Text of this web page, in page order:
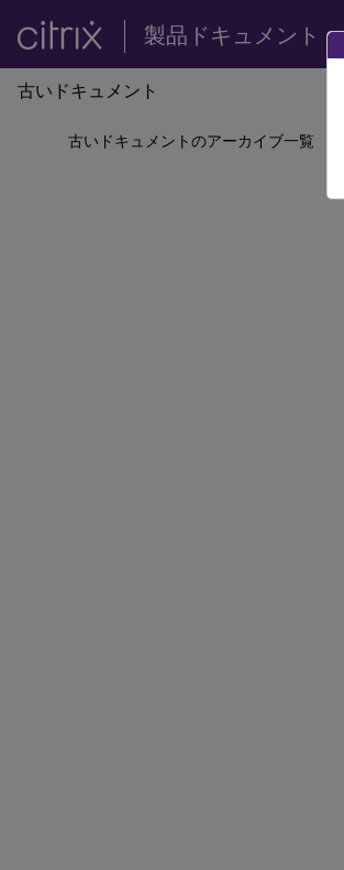
製品ドキュメント
古いドキュメント
古いドキュメントのアーカイブ一覧